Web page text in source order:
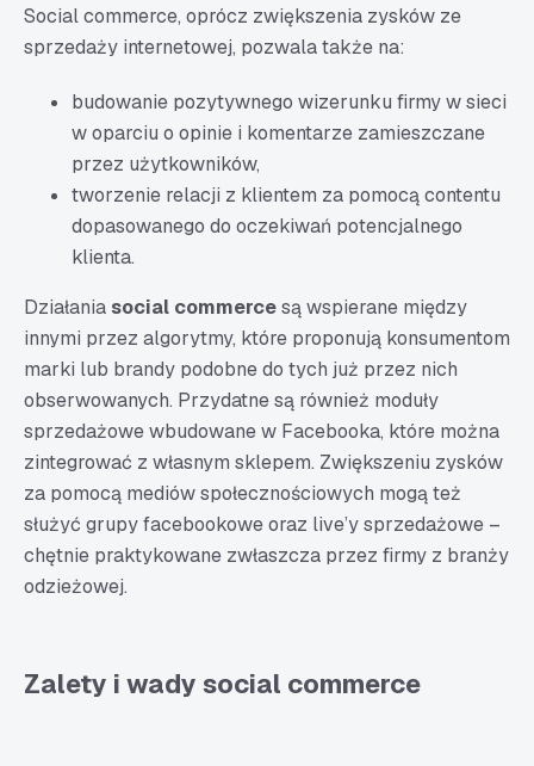
Social commerce, oprócz zwiększenia zysków ze
sprzedaży internetowej, pozwala także na:
budowanie pozytywnego wizerunku firmy w sieci
w oparciu o opinie i komentarze zamieszczane
przez użytkowników,
tworzenie relacji z klientem za pomocą contentu
dopasowanego do oczekiwań potencjalnego
klienta.
Działaniasocial commercesą wspierane między
innymi przez algorytmy, które proponują konsumentom
marki lub brandy podobne do tych już przez nich
obserwowanych. Przydatne są również moduły
sprzedażowe wbudowane w Facebooka, które można
zintegrować z własnym sklepem. Zwiększeniu zysków
za pomocą mediów społecznościowych mogą też
służyć grupy facebookowe oraz live’y sprzedażowe –
chętnie praktykowane zwłaszcza przez firmy z branży
odzieżowej.
Zalety i wady social commerce